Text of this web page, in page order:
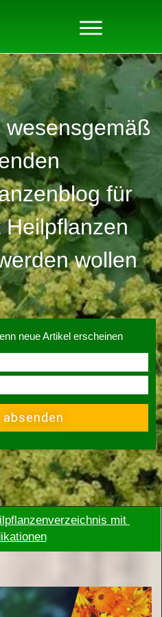
für
wollen
neue Artikel erscheinen
absenden
mit